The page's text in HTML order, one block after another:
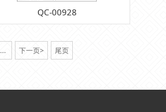
QC-00928
... 下一页> 尾页